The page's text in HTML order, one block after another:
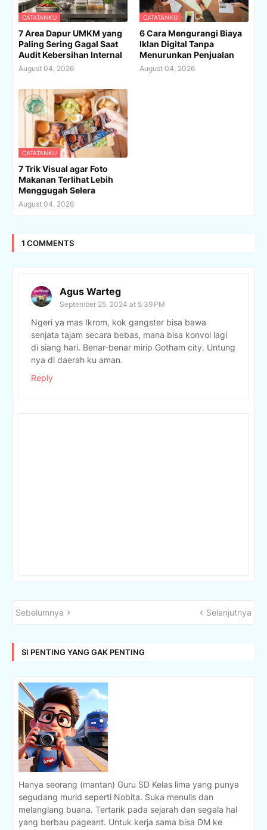
CATATANKU
7 Area Dapur UMKM yang
Paling Sering Gagal Saat
Audit Kebersihan Internal
August 04, 2026
CATATANKU
6 Cara Mengurangi Biaya
Iklan Digital Tanpa
Menurunkan Penjualan
August 04, 2026
CATATANKU
7 Trik Visual agar Foto
Makanan Terlihat Lebih
Menggugah Selera
August 04, 2026
1 COMMENTS
Agus Warteg
September 25, 2024 at 5:39 PM
Ngeri ya mas Ikrom, kok gangster bisa bawa
senjata tajam secara bebas, mana bisa konvoi lagi
di siang hari. Benar-benar mirip Gotham city. Untung
nya di daerah ku aman.
Reply
Sebelumnya Selanjutnya
SI PENTING YANG GAK PENTING
Hanya seorang (mantan) Guru SD Kelas lima yang punya
segudang murid seperti Nobita. Suka menulis dan
melanglang buana. Tertarik pada sejarah dan segala hal
yang berbau pageant. Untuk kerja sama bisa DM ke